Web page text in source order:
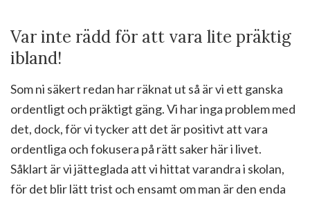
Var inte rädd för att vara lite präktig
ibland!
Som ni säkert redan har räknat ut så är vi ett ganska
ordentligt och präktigt gäng. Vi har inga problem med
det, dock, för vi tycker att det är positivt att vara
ordentliga och fokusera på rätt saker här i livet.
Såklart är vi jätteglada att vi hittat varandra i skolan,
för det blir lätt trist och ensamt om man är den enda